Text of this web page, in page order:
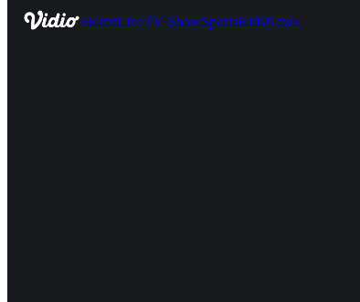
HomeLiveTV ShowSportsKidsNews